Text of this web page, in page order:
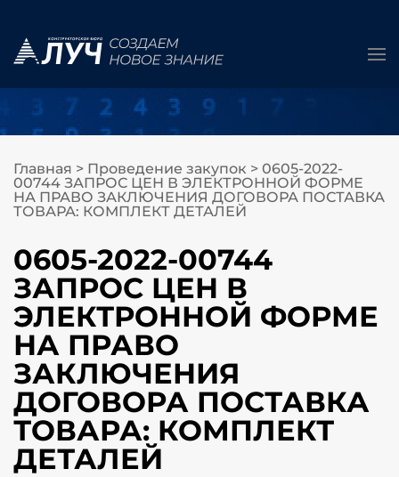
Главная > Проведение закупок > 0605-2022-
00744 ЗАПРОС ЦЕН В ЭЛЕКТРОННОЙ ФОРМЕ
НА ПРАВО ЗАКЛЮЧЕНИЯ ДОГОВОРА ПОСТАВКА
ТОВАРА: КОМПЛЕКТ ДЕТАЛЕЙ
0605-2022-00744
ЗАПРОС ЦЕН В
ЭЛЕКТРОННОЙ ФОРМЕ
НА ПРАВО
ЗАКЛЮЧЕНИЯ
ДОГОВОРА ПОСТАВКА
ТОВАРА: КОМПЛЕКТ
ДЕТАЛЕЙ